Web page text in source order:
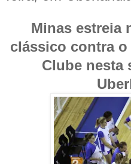
Minas estreia
clássico contra o
Clube nesta